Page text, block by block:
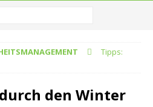
Tipps:
den Winter